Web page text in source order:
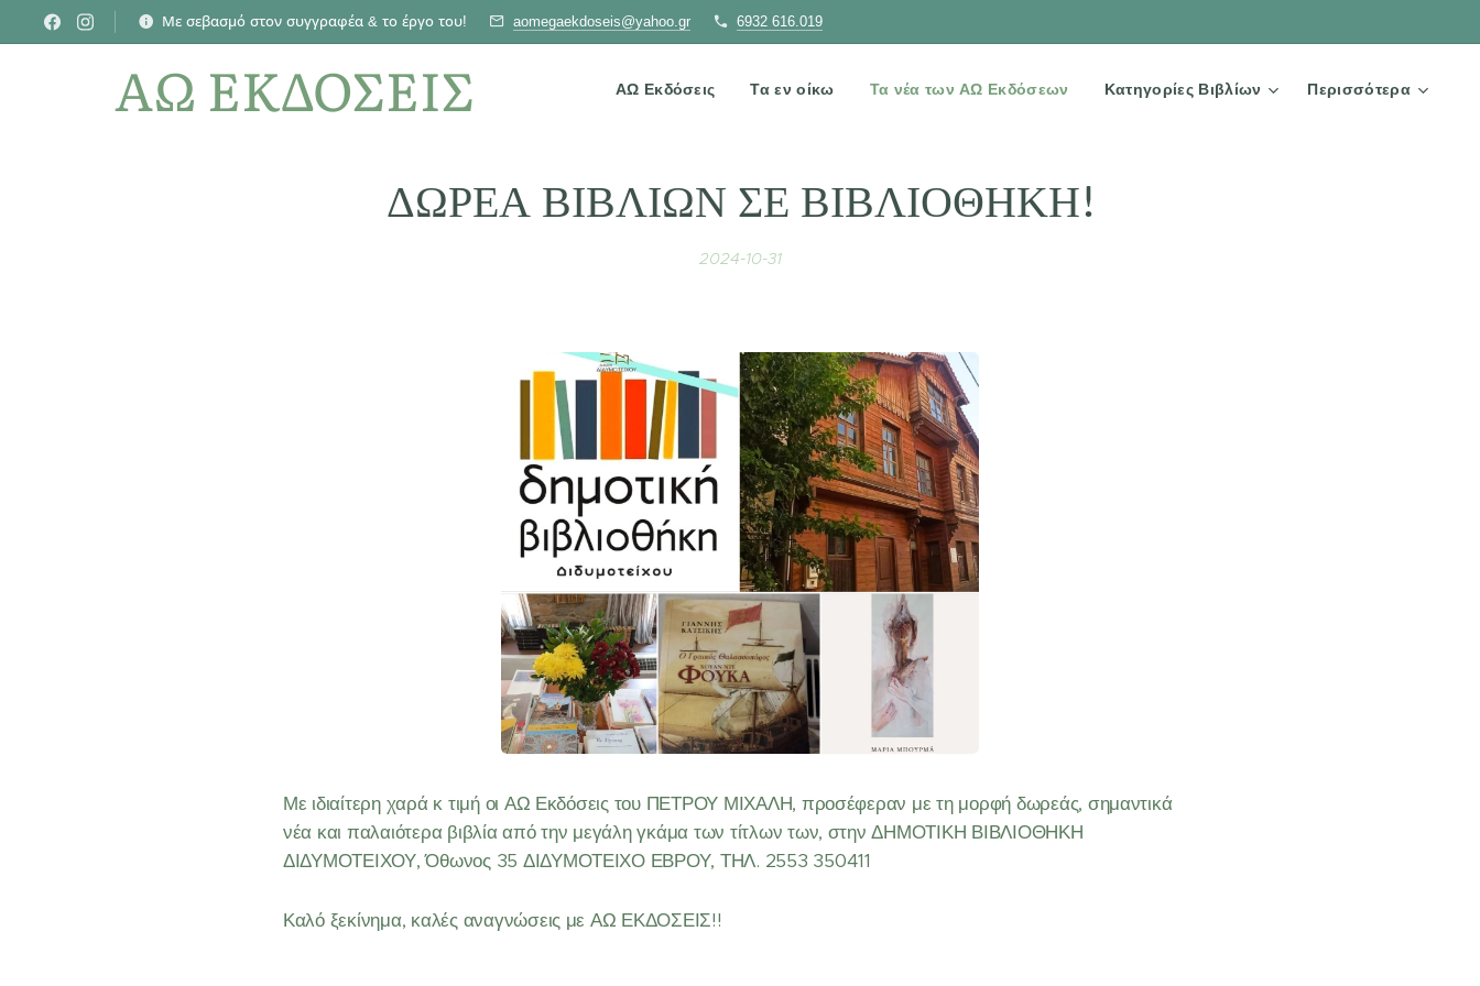
Με σεβασμό στον συγγραφέα & το έργο του! aomegaekdoseis@yahoo.gr 6932 616.019
ΑΩ ΕΚΔΟΣΕΙΣ ΑΩ Εκδόσεις Τα εν οίκω Τα νέα των ΑΩ Εκδόσεων Κατηγορίες Βιβλίων Περισσότερα
ΔΩΡΕΑ ΒΙΒΛΙΩΝ ΣΕ ΒΙΒΛΙΟΘΗΚΗ!
2024-10-31
Με ιδιαίτερη χαρά κ τιμή οι ΑΩ Εκδόσεις του ΠΕΤΡΟΥ ΜΙΧΑΛΗ, προσέφεραν με τη μορφή δωρεάς, σημαντικά
νέα και παλαιότερα βιβλία από την μεγάλη γκάμα των τίτλων των, στην ΔΗΜΟΤΙΚΗ ΒΙΒΛΙΟΘΗΚΗ
ΔΙΔΥΜΟΤΕΙΧΟΥ, Όθωνος 35 ΔΙΔΥΜΟΤΕΙΧΟ ΕΒΡΟΥ, ΤΗΛ. 2553 350411
Καλό ξεκίνημα, καλές αναγνώσεις με ΑΩ ΕΚΔΟΣΕΙΣ!!